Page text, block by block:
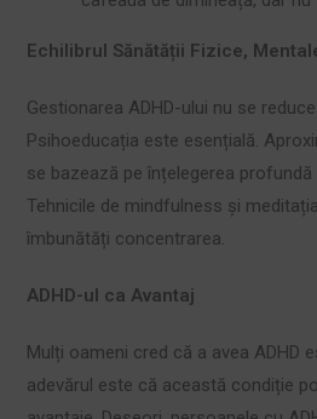
Echilibrul Sănătății Fizice,
Gestionarea ADHD-ului nu se
Psihoeducația este esențială.
se bazează pe înțelegerea profundă
Tehnicile de mindfulness și
îmbunătăți concentrarea.
ADHD-ul ca Avantaj
Mulți oameni cred că a avea ADHD
adevărul este că această condiție